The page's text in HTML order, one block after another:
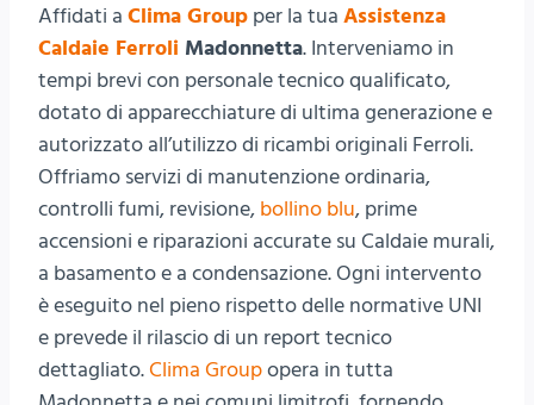
Affidati a Clima Group per la tua Assistenza
Caldaie Ferroli Madonnetta. Interveniamo in
tempi brevi con personale tecnico qualificato,
dotato di apparecchiature di ultima generazione e
autorizzato all’utilizzo di ricambi originali Ferroli.
Offriamo servizi di manutenzione ordinaria,
controlli fumi, revisione, bollino blu, prime
accensioni e riparazioni accurate su Caldaie murali,
a basamento e a condensazione. Ogni intervento
è eseguito nel pieno rispetto delle normative UNI
e prevede il rilascio di un report tecnico
dettagliato.Clima Groupopera in tutta